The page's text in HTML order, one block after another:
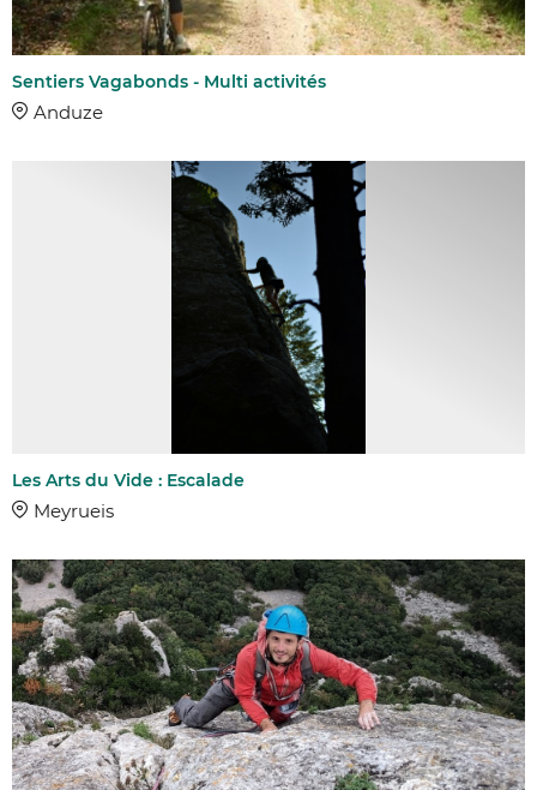
Sentiers Vagabonds - Multi activités
Anduze
Les Arts du Vide : Escalade
Meyrueis